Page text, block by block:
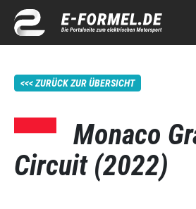
ZURÜCK ZUR ÜBERSICHT
Monaco
Circuit (2022)